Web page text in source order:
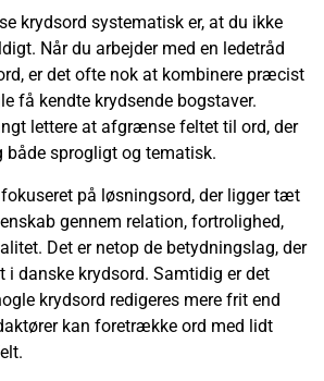
krydsord systematisk er, at du ikke
Når du arbejder med en ledetråd
er det ofte nok at kombinere præcist
få kendte krydsende bogstaver.
lettere at afgrænse feltet til ord, der
sprogligt og tematisk.
på løsningsord, der ligger tæt
gennem relation, fortrolighed,
Det er netop de betydningslag, der
i danske krydsord. Samtidig er det
krydsord redigeres mere frit end
kan foretrække ord med lidt